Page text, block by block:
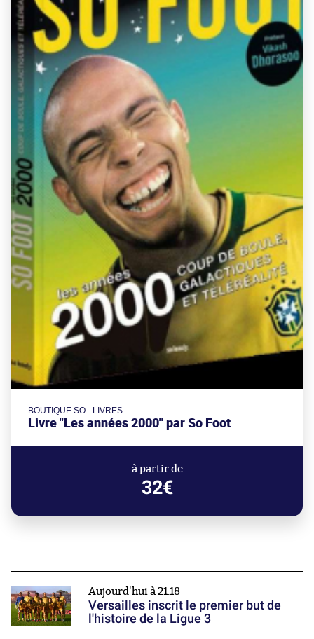
BOUTIQUE SO - LIVRES
Livre "Les années 2000" par So Foot
à partir de
32€
Aujourd'hui à 21:18
Versailles inscrit le premier but de
l'histoire de la Ligue 3